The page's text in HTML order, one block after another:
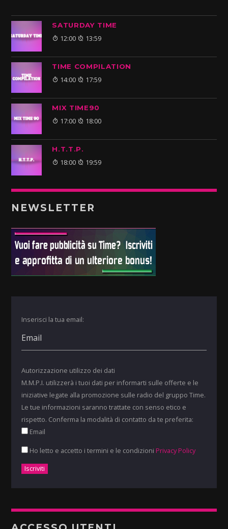
SATURDAY TIME
12:00 13:59
TIME COMPILATION
14:00 17:59
MIX TIME90
17:00 18:00
H.T.T.P.
18:00 19:59
NEWSLETTER
Inserisci la tua email:
Autorizzazione utilizzo dei dati
M.M.P.I. utilizzerà i tuoi dati per informarti sulle offerte e le
iniziative legate alla promozione sulle radio del gruppo Time.
Le tue informazioni saranno trattate con senso etico e
rispetto. Conferma la modalità di contatto da te preferita:
Email
Ho letto e accetto i termini e le condizioni Privacy Policy